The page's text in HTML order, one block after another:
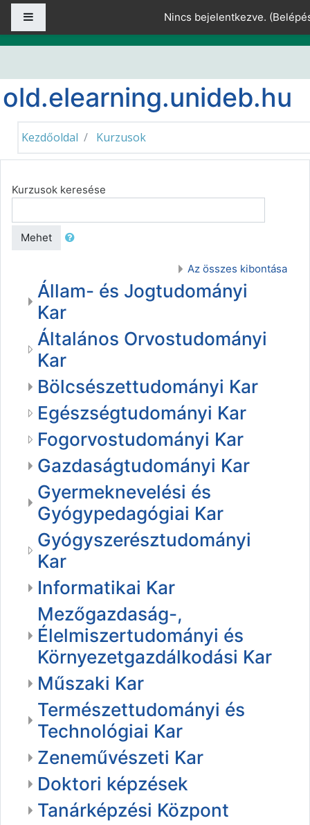
Tovább a fő tartalomhoz
Nincs bejelentkezve. (
old.elearning.unideb.hu
Kezdőoldal Kurzusok
Kurzusok keresése
Mehet
Az összes kibontása
Állam- és Jogtudományi
Kar
Általános Orvostudományi
Kar
Bölcsészettudományi Kar
Egészségtudományi Kar
Fogorvostudományi Kar
Gazdaságtudományi Kar
Gyermeknevelési és
Gyógypedagógiai Kar
Gyógyszerésztudományi
Kar
Informatikai Kar
Mezőgazdaság-,
Élelmiszertudományi és
Környezetgazdálkodási Kar
Műszaki Kar
Természettudományi és
Technológiai Kar
Zeneművészeti Kar
Doktori képzések
Tanárképzési Központ